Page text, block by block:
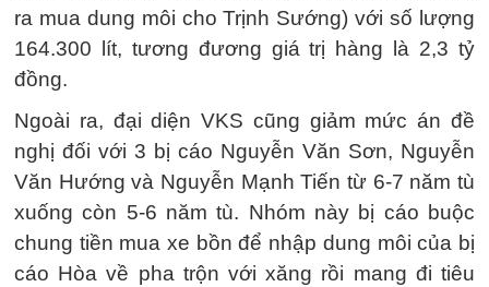
ra mua dung môi cho Trịnh Sướng) với số lượng
164.300 lít, tương đương giá trị hàng là 2,3 tỷ
đồng.
Ngoài ra, đại diện VKS cũng giảm mức án đề
nghị đối với 3 bị cáo Nguyễn Văn Sơn, Nguyễn
Văn Hướng và Nguyễn Mạnh Tiến từ 6-7 năm tù
xuống còn 5-6 năm tù. Nhóm này bị cáo buộc
chung tiền mua xe bồn để nhập dung môi của bị
cáo Hòa về pha trộn với xăng rồi mang đi tiêu